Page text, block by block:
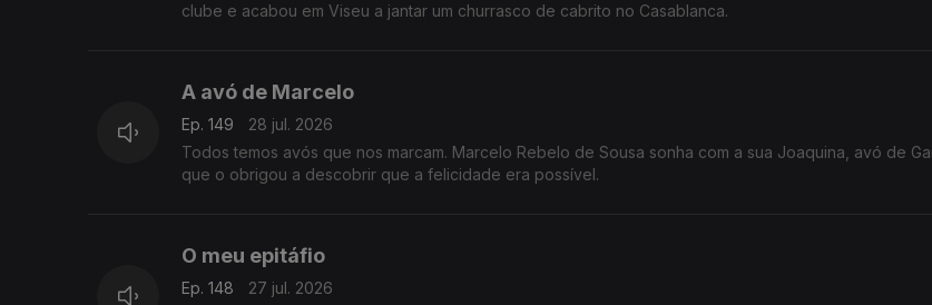
clube e acabou em Viseu a jantar um churrasco de cabrito no Casablanca.
A avó de Marcelo
Ep. 149
28 jul. 2026
Todos temos avós que nos marcam. Marcelo Rebelo de Sousa sonha com a sua Joaquina, avó de
que o obrigou a descobrir que a felicidade era possível.
O meu epitáfio
Ep. 148
27 jul. 2026